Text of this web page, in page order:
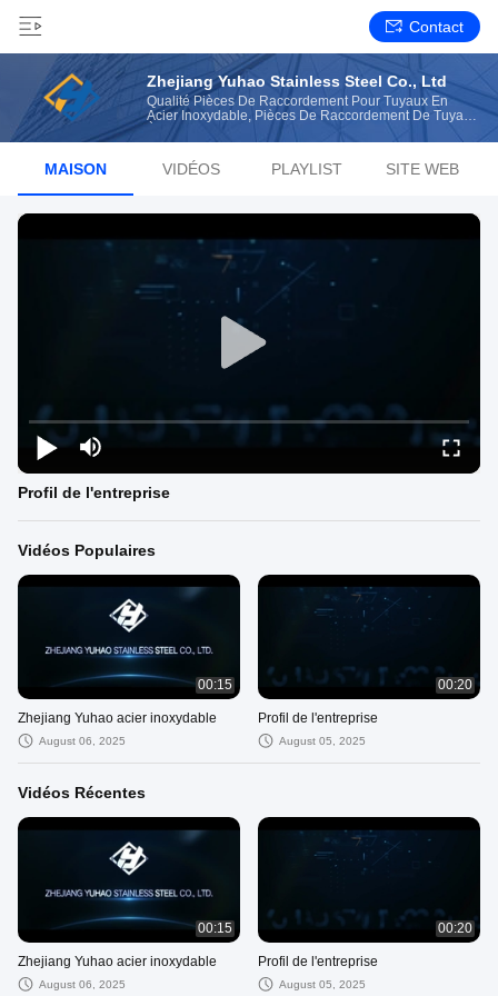
Contact
Zhejiang Yuhao Stainless Steel Co., Ltd
Qualité Pièces De Raccordement Pour Tuyaux En
Acier Inoxydable, Pièces De Raccordement De Tuyaux
À Vis En Acier Inoxydable Fabricant From China
MAISON VIDÉOS PLAYLIST SITE WEB
Profil de l'entreprise
Vidéos Populaires
00:15
Zhejiang Yuhao acier inoxydable
August 06, 2025
00:20
Profil de l'entreprise
August 05, 2025
Vidéos Récentes
00:15
Zhejiang Yuhao acier inoxydable
August 06, 2025
00:20
Profil de l'entreprise
August 05, 2025